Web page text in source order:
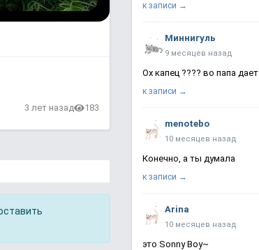
3 лет назад 183
к записи →
Миннигуль
9 месяцев назад
Ох капец ???? во папа дает
к записи →
menotebo
10 месяцев назад
Конечно, а ты думала
к записи →
Arina
10 месяцев назад
это Sonny Boy~